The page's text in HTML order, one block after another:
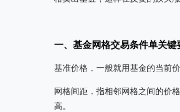
一、基金网格交易条件单关键
基准价格，一般就用基金的当前
网格间距，指相邻网格之间的价
高。